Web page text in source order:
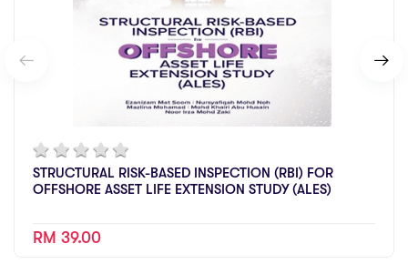
STRUCTURAL RISK-BASED INSPECTION (RBI) FOR
OFFSHORE ASSET LIFE EXTENSION STUDY (ALES)
RM 39.00